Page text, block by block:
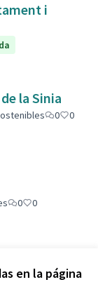
en la página
i
la Sinia
0
0
0
0